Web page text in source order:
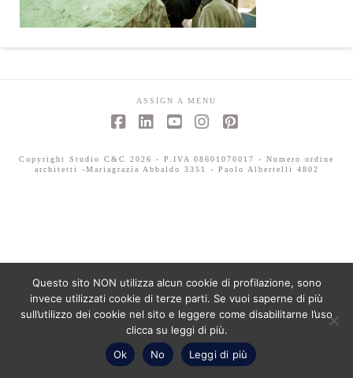
ASSIGN A MENU
Copyright Studio C&C 2026 - P.IVA 08601070017 - Numero ordine
architetti -Mariagrazia Abbaldo 3351 - Paolo Albertelli 4802
Questo sito NON utilizza alcun cookie di profilazione, sono
invece utilizzati cookie di terze parti. Se vuoi saperne di più
sull’utilizzo dei cookie nel sito e leggere come disabilitarne l’uso
clicca su leggi di più.
Ok
No Leggi di più